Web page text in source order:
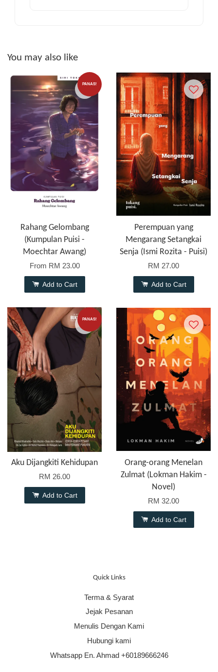
You may also like
PANAS!
Rahang Gelombang
(Kumpulan Puisi -
Moechtar Awang)
From RM 23.00
Add to Cart
Perempuan yang
Mengarang Setangkai
Senja (Ismi Rozita - Puisi)
RM 27.00
Add to Cart
PANAS!
Aku Dijangkiti Kehidupan
RM 26.00
Add to Cart
Orang-orang Menelan
Zulmat (Lokman Hakim -
Novel)
RM 32.00
Add to Cart
Quick Links
Terma & Syarat
Jejak Pesanan
Menulis Dengan Kami
Hubungi kami
Whatsapp En. Ahmad +60189666246